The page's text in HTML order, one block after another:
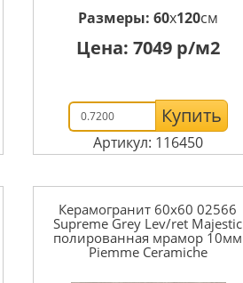
Размеры: 60x120см
Цена: 7049р/м2
Купить
Артикул: 116450
Керамогранит 60x60 02566
Supreme Grey Lev/ret Majestic
полированная мрамор 10мм
Piemme Ceramiche